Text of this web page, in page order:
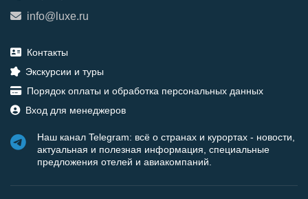
info@luxe.ru
Контакты
Экскурсии и туры
Порядок оплаты и обработка персональных данных
Вход для менеджеров
Наш канал Telegram: всё о странах и курортах - новости,
актуальная и полезная информация, специальные
предложения отелей и авиакомпаний.